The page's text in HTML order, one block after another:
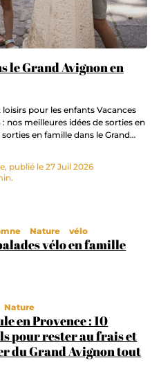
le Grand Avignon en
pour les enfants Vacances
nos meilleures idées de sorties en
en famille dans le Grand
activités nature et…
publié le 27 Juil 2026
vélo en famille
Nature vélo
page au carnet
en Provence : 10
pour rester au frais et
du Grand Avignon tout
Nature
page au carnet